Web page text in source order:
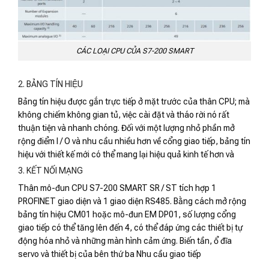
CÁC LOẠI CPU CỦA S7-200 SMART
2. BẢNG TÍN HIỆU
Bảng tín hiệu được gắn trực tiếp ở mặt trước của thân CPU; mà
không chiếm không gian tủ, việc cài đặt và tháo rời nó rất
thuận tiện và nhanh chóng. Đối với một lượng nhỏ phần mở
rộng điểm I / O và nhu cầu nhiều hơn về cổng giao tiếp, bảng tín
hiệu với thiết kế mới có thể mang lại hiệu quả kinh tế hơn và
3. KẾT NỐI MẠNG
Thân mô-đun CPU S7-200 SMART SR / ST tích hợp 1
PROFINET giao diện và 1 giao diện RS485. Bằng cách mở rộng
bảng tín hiệu CM01 hoặc mô-đun EM DP01, số lượng cổng
giao tiếp có thể tăng lên đến 4, có thể đáp ứng các thiết bị tự
động hóa nhỏ và những màn hình cảm ứng. Biến tần, ổ đĩa
servo và thiết bị của bên thứ ba Nhu cầu giao tiếp